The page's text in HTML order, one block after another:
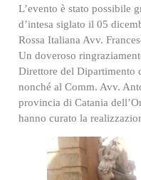
L’evento è stato possibile
d’intesa siglato il 05
Rossa Italiana Avv.
Un doveroso
Direttore del Dipartimento
nonché al Comm. Avv.
provincia di Catania
hanno curato la